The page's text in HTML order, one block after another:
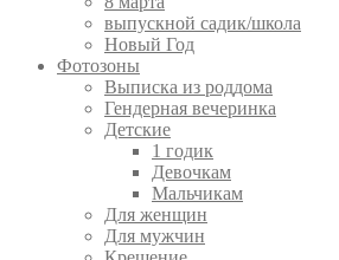
выпускной садик/школа
Новый Год
Фотозоны
Выписка из роддома
Гендерная вечеринка
Детские
1 годик
Девочкам
Мальчикам
Для женщин
Для мужчин